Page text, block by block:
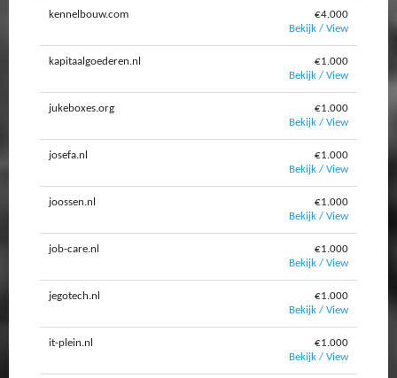
kennelbouw.com
€4.000
Bekijk / View
kapitaalgoederen.nl
€1.000
Bekijk / View
jukeboxes.org
€1.000
Bekijk / View
josefa.nl
€1.000
Bekijk / View
joossen.nl
€1.000
Bekijk / View
job-care.nl
€1.000
Bekijk / View
jegotech.nl
€1.000
Bekijk / View
it-plein.nl
€1.000
Bekijk / View